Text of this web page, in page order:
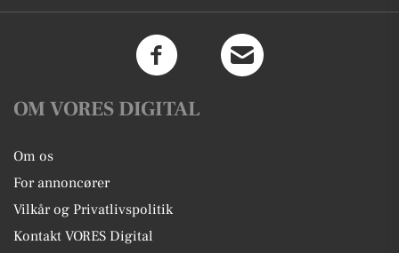
OM VORES DIGITAL
Om os
For annoncører
Vilkår og Privatlivspolitik
Kontakt VORES Digital